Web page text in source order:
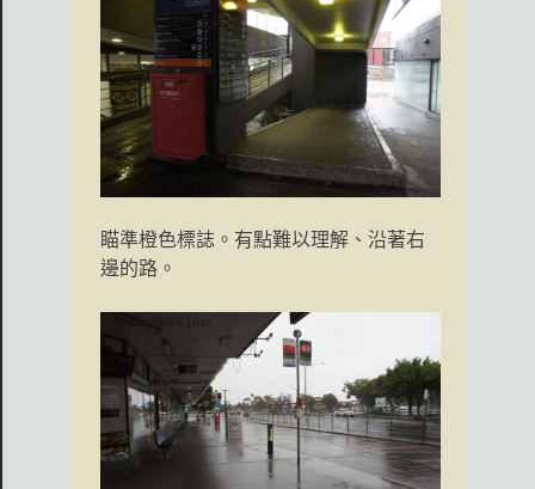
瞄準橙色標誌。有點難以理解、沿著右
邊的路。